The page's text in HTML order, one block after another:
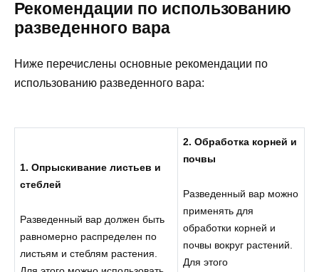
Рекомендации по использованию
разведенного вара
Ниже перечислены основные рекомендации по
использованию разведенного вара:
1. Опрыскивание листьев и
стеблей
Разведенный вар должен быть
равномерно распределен по
листьям и стеблям растения.
2. Обработка корней и
почвы
Разведенный вар можно
применять для
обработки корней и
почвы вокруг растений.
Для этого